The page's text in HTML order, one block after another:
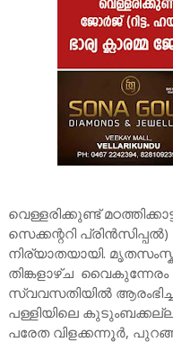
വെള്ളരിക്കുണ്ട്
സെക്കന്ററി
നിര്യാതയായി.
തിങ്കളാഴ്ച വൈകുന്നേരം
സ്വവസതിയിൽ
പള്ളിയിലെ
പരേത വിളക്കന്നൂർ,